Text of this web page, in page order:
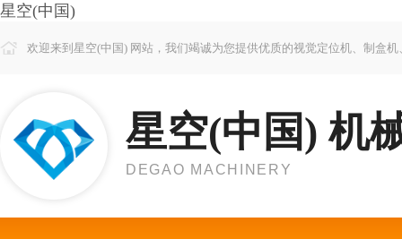
星空(中国)
欢迎来到星空(中国) 网站，我们竭诚为您提供优质的视觉定位机、制盒
星空(中国) 机
DEGAO MACHINERY